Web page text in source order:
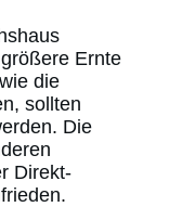
Ernte
die
sollten
Die
Direkt-